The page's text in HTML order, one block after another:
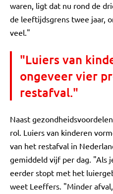
waren, ligt dat nu rond de
de leeftijdsgrens twee jaar,
veel."
"Luiers van
ongeveer vier
restafval."
Naast
rol. Luiers van kinderen
van het restafval in
gemiddeld vijf per dag. "Als
eerder stopt met het
weet Leeffers. "Minder